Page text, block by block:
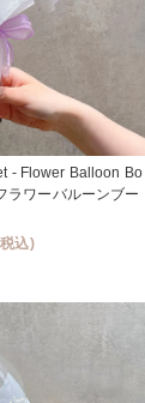
- Flower Balloon Bo
ラワーバルーンブー
込)